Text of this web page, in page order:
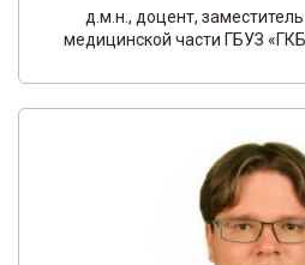
д.м.н., доцент,
медицинской части ГБУЗ